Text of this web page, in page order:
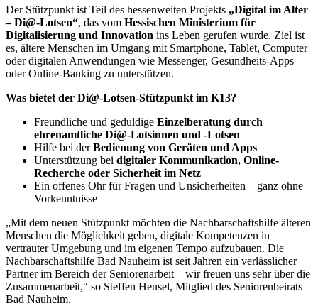
Der Stützpunkt ist Teil des hessenweiten Projekts „Digital im Alter
– Di@-Lotsen“, das vom Hessischen Ministerium für
Digitalisierung und Innovation ins Leben gerufen wurde. Ziel ist
es, ältere Menschen im Umgang mit Smartphone, Tablet, Computer
oder digitalen Anwendungen wie Messenger, Gesundheits-Apps
oder Online-Banking zu unterstützen.
Was bietet der Di@-Lotsen-Stützpunkt im K13?
Freundliche und geduldige Einzelberatung durch
ehrenamtliche Di@-Lotsinnen und -Lotsen
Hilfe bei derBedienung von Geräten und Apps
Unterstützung bei digitaler Kommunikation, Online-
Recherche oder Sicherheit im Netz
Ein offenes Ohr für Fragen und Unsicherheiten – ganz ohne
Vorkenntnisse
„Mit dem neuen Stützpunkt möchten die Nachbarschaftshilfe älteren
Menschen die Möglichkeit geben, digitale Kompetenzen in
vertrauter Umgebung und im eigenen Tempo aufzubauen. Die
Nachbarschaftshilfe Bad Nauheim ist seit Jahren ein verlässlicher
Partner im Bereich der Seniorenarbeit – wir freuen uns sehr über die
Zusammenarbeit,“ so Steffen Hensel, Mitglied des Seniorenbeirats
Bad Nauheim.